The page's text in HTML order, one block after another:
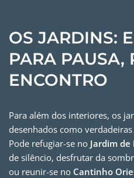
OS JARDINS:
PARA PAUSA,
ENCONTRO
Para além dos interiores, os
desenhados como
Pode refugiar-se no Jardim de
de silêncio, desfrutar da
ou reunir-se no Cantinho